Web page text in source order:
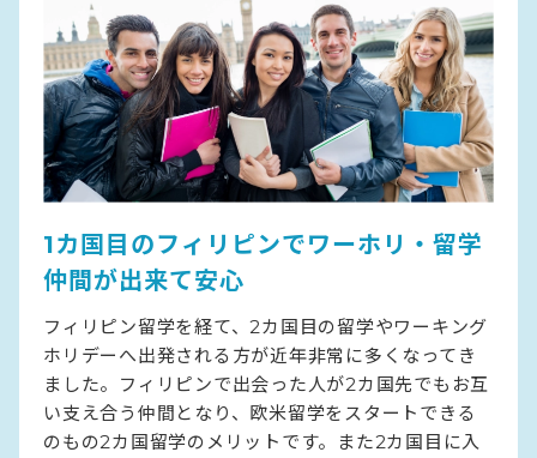
1カ国目のフィリピンでワーホリ・留学
仲間が出来て安心
フィリピン留学を経て、2カ国目の留学やワーキング
ホリデーへ出発される方が近年非常に多くなってき
ました。フィリピンで出会った人が2カ国先でもお互
い支え合う仲間となり、欧米留学をスタートできる
のもの2カ国留学のメリットです。また2カ国目に入